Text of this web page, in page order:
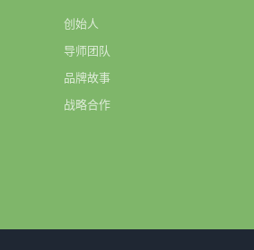
创始人
导师团队
品牌故事
战略合作